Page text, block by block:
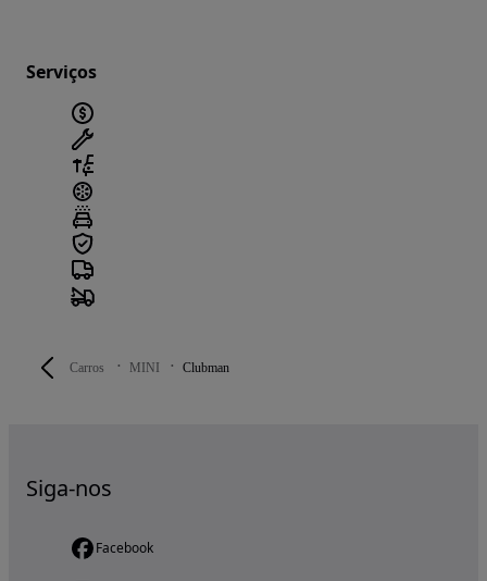
Carros MINI Clubman
Serviços
Siga-nos
Facebook